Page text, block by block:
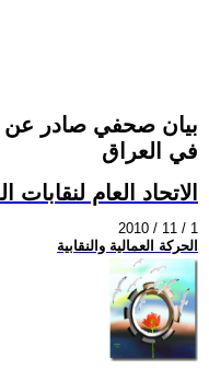
بيان صحفي صادر عن
في العراق
الاتحاد العام
2010 / 11 / 1
الحركة العمالية والنقابية